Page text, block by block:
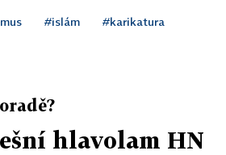
#islám #karikatura
hlavolam HN